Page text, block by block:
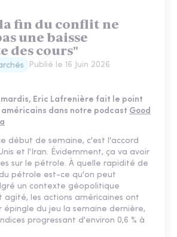
fin du conflit ne
une baisse
des cours"
Publié le 16 Juin 2026
mardis, Eric Lafrenière fait le point
dans notre podcast Good
début de semaine, c'est l'accord
et l'Iran. Évidemment, ça va avoir
sur le pétrole. À quelle rapidité de
pétrole est-ce qu'on peut
un contexte géopolitique
agité, les actions américaines ont
épingle du jeu la semaine dernière,
progressant d'environ 0,6 % à